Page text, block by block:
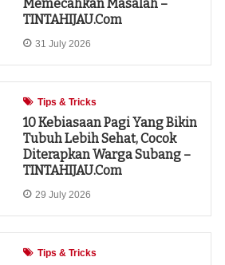
Memecahkan Masalah –
TINTAHIJAU.com
31 July 2026
Tips & Tricks
10 Kebiasaan Pagi Yang Bikin
Tubuh Lebih Sehat, Cocok
Diterapkan Warga Subang –
TINTAHIJAU.com
29 July 2026
Tips & Tricks